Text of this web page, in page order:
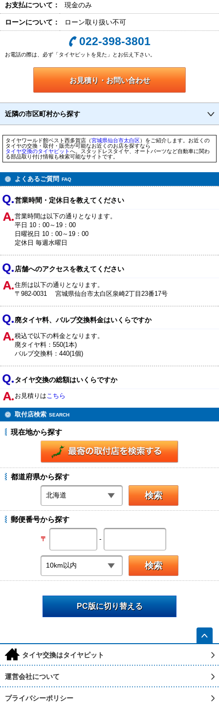
お支払について： 現金のみ
ローンについて： ローン取り扱い不可
022-398-3801
お電話の際は、必ず「タイヤピットを見た」とお伝え下さい。
お見積り・お問い合わせ
近隣の市区町村から探す
タイヤワールド館ベスト西多賀店（宮城県仙台市太白区 ）をご紹介します。お近くの
タイヤの交換・取付・販売が可能なお近くのお店を探すなら
タイヤ交換のタイヤピットへ。スタッドレスタイヤ、オートパーツなど自動車に関わ
る部品取り付け情報も検索可能なサイトです。
よくあるご質問 FAQ
営業時間・定休日を教えてください
営業時間は以下の通りとなります。
平日 10：00～19：00
日曜祝日 10：00～19：00
定休日 毎週水曜日
店舗へのアクセスを教えてください
住所は以下の通りとなります。
〒982-0031 宮城県仙台市太白区泉崎2丁目23番17号
廃タイヤ料、バルブ交換料金はいくらですか
税込で以下の料金となります。
廃タイヤ料：550(1本)
バルブ交換料：440(1個)
タイヤ交換の総額はいくらですか
お見積りはこちら
取付店検索 SEARCH
現在地から探す
都道府県から探す
郵便番号から探す
〒 -
PC版に切り替える
h タイヤ交換はタイヤピット
運営会社について
プライバシーポリシー